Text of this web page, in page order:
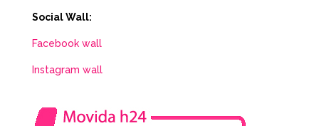
Social Wall:
Facebook wall
Instagram wall